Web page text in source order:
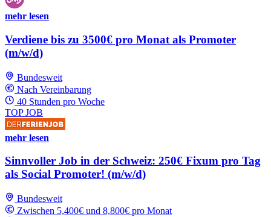
mehr lesen
Verdiene bis zu 3500€ pro Monat als Promoter
(m/w/d)
Bundesweit
Nach Vereinbarung
40 Stunden pro Woche
TOP JOB
mehr lesen
Sinnvoller Job in der Schweiz: 250€ Fixum pro Tag
als Social Promoter! (m/w/d)
Bundesweit
Zwischen 5,400€ und 8,800€ pro Monat